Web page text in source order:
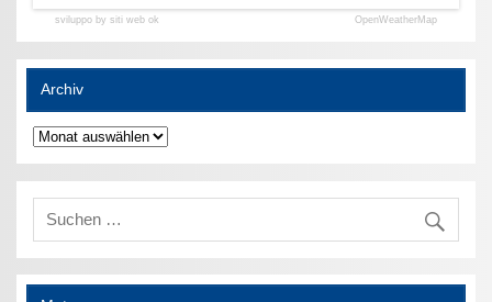
sviluppo by siti web ok OpenWeatherMap
Archiv
Archiv